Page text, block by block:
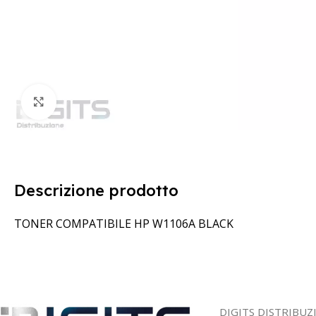
Clicca per ingrandire
Descrizione prodotto
TONER COMPATIBILE HP W1106A BLACK
DIGITS